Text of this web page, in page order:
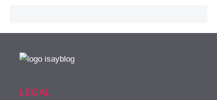
LEGAL